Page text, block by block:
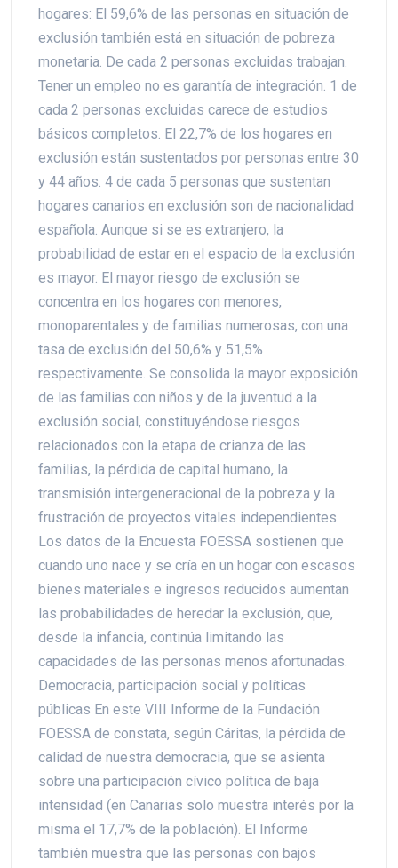
hogares: El 59,6% de las personas en situación de
exclusión también está en situación de pobreza
monetaria. De cada 2 personas excluidas trabajan.
Tener un empleo no es garantía de integración. 1 de
cada 2 personas excluidas carece de estudios
básicos completos. El 22,7% de los hogares en
exclusión están sustentados por personas entre 30
y 44 años. 4 de cada 5 personas que sustentan
hogares canarios en exclusión son de nacionalidad
española. Aunque si se es extranjero, la
probabilidad de estar en el espacio de la exclusión
es mayor. El mayor riesgo de exclusión se
concentra en los hogares con menores,
monoparentales y de familias numerosas, con una
tasa de exclusión del 50,6% y 51,5%
respectivamente. Se consolida la mayor exposición
de las familias con niños y de la juventud a la
exclusión social, constituyéndose riesgos
relacionados con la etapa de crianza de las
familias, la pérdida de capital humano, la
transmisión intergeneracional de la pobreza y la
frustración de proyectos vitales independientes.
Los datos de la Encuesta FOESSA sostienen que
cuando uno nace y se cría en un hogar con escasos
bienes materiales e ingresos reducidos aumentan
las probabilidades de heredar la exclusión, que,
desde la infancia, continúa limitando las
capacidades de las personas menos afortunadas.
Democracia, participación social y políticas
públicas En este VIII Informe de la Fundación
FOESSA de constata, según Cáritas, la pérdida de
calidad de nuestra democracia, que se asienta
sobre una participación cívico política de baja
intensidad (en Canarias solo muestra interés por la
misma el 17,7% de la población). El Informe
también muestra que las personas con bajos